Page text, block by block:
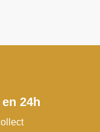
24h